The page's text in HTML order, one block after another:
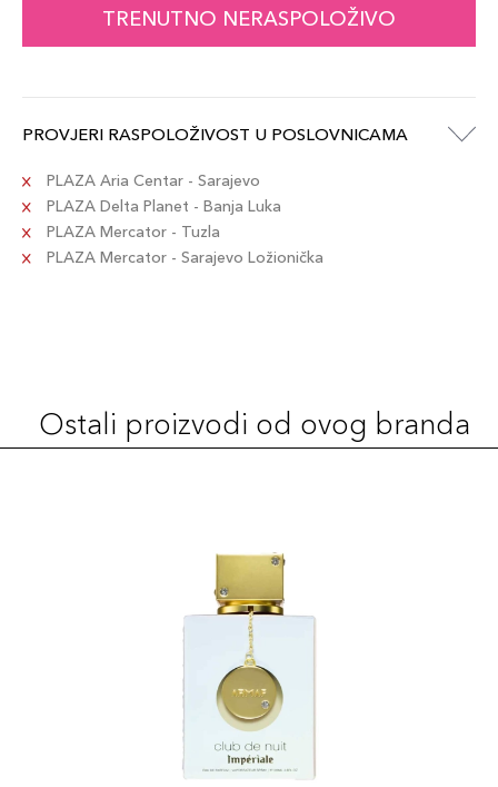
TRENUTNO NERASPOLOŽIVO
PROVJERI RASPOLOŽIVOST U POSLOVNICAMA
PLAZA Aria Centar - Sarajevo
PLAZA Delta Planet - Banja Luka
PLAZA Mercator - Tuzla
PLAZA Mercator - Sarajevo Ložionička
Ostali proizvodi od ovog branda